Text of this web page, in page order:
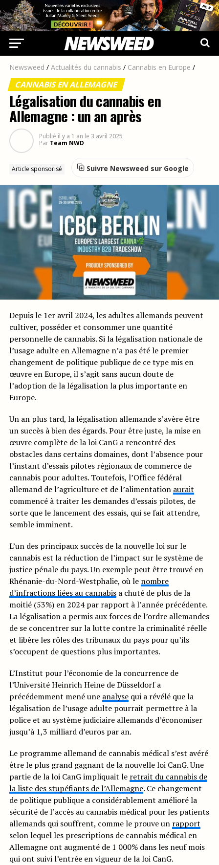
Newsweed / Actualités du cannabis / Cannabis en Europe /
CANNABIS EN ALLEMAGNE
Légalisation du cannabis en
Allemagne : un an après
Publié il y a 1 an le 3 avril 2025
Par Team NWD
Article sponsorisé Suivre Newsweed sur Google
Depuis le 1er avril 2024, les adultes allemands peuvent
cultiver, posséder et consommer une quantité
personnelle de cannabis. Si la légalisation nationale de
l’usage adulte en Allemagne n’a pas été le premier
changement de politique publique de ce type mis en
œuvre en Europe, il s’agit sans aucun doute de
l’adoption de la légalisation la plus importante en
Europe.
Un an plus tard, la légalisation allemande s’avère être
un succès à bien des égards. Pour être juste, la mise en
œuvre complète de la loi CanG a rencontré des
obstacles dans certains domaines, dont l’absence pour
l’instant d’essais pilotes régionaux de commerce de
cannabis pour adultes. Toutefois, l’Office fédéral
allemand de l’agriculture et de l’alimentation aurait
commencé à traiter les demandes d’essais pilotes, de
sorte que le lancement des essais, qui se fait attendre,
semble imminent.
L’un des principaux succès de la nouvelle loi sur le
cannabis est la réduction de l’impact sur le système de
justice pénale du pays. Un exemple peut être trouvé en
Rhénanie-du-Nord-Westphalie, où le nombre
d’infractions liées au cannabisa chuté de plus de la
moitié (53%) en 2024 par rapport à l’année précédente.
La légalisation a permis aux forces de l’ordre allemandes
de se concentrer sur la lutte contre la criminalité réelle
et libère les rôles des tribunaux du pays pour qu’ils
s’occupent de questions plus importantes.
L’Institut pour l’économie de la concurrence de
l’Université Heinrich Heine de Düsseldorf a
précédemment mené une analysequi a révélé que la
légalisation de l’usage adulte pourrait permettre à la
police et au système judiciaire allemands d’économiser
jusqu’à 1,3 milliard d’euros par an.
Le programme allemand de cannabis médical s’est avéré
être le plus grand gagnant de la nouvelle loi CanG. Une
partie de la loi CanG impliquait le retrait du cannabis de
la liste des stupéfiants de l’Allemagne. Ce changement
de politique publique a considérablement amélioré la
sécurité de l’accès au cannabis médical pour les patients
allemands qui souffrent, comme le prouve un rapport
selon lequel les prescriptions de cannabis médical en
Allemagne ont augmenté de 1 000% dans les neuf mois
qui ont suivi l’entrée en vigueur de la loi CanG.